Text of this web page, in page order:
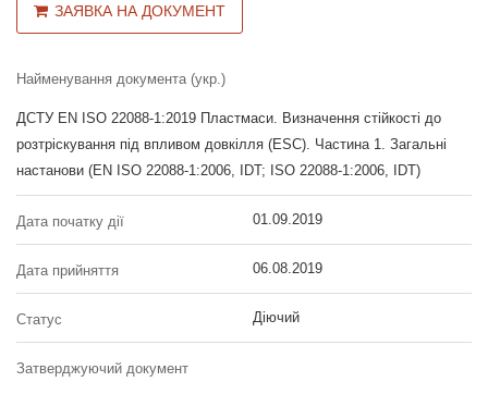
ЗАЯВКА НА ДОКУМЕНТ
Найменування документа (укр.)
ДСТУ EN ISO 22088-1:2019 Пластмаси. Визначення стійкості до
розтріскування під впливом довкілля (ESC). Частина 1. Загальні
настанови (EN ISO 22088-1:2006, IDT; ISO 22088-1:2006, IDT)
Дата початку дії 01.09.2019
Дата прийняття 06.08.2019
Статус Діючий
Затверджуючий документ